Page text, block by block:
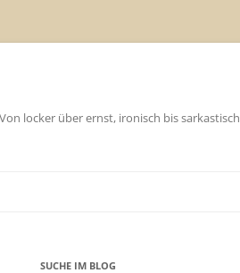
locker über ernst, ironisch bis sarkastisch
SUCHE IM BLOG